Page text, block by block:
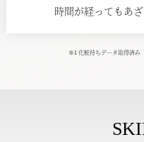
時間が経ってもあ
※1 化粧持ちデータ取得済み